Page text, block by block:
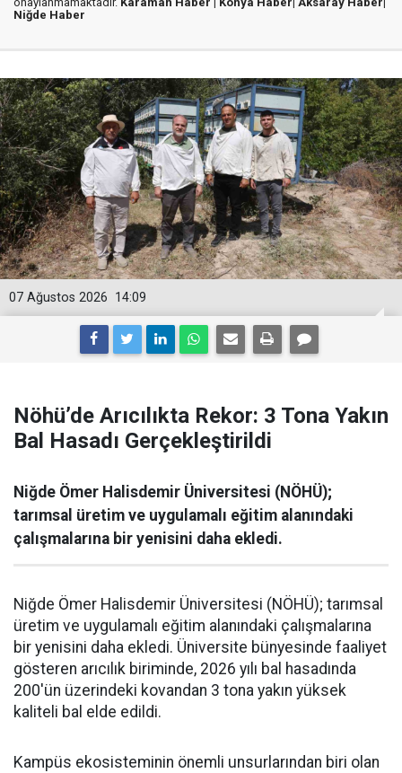
Niğde Haber
14:09
07 Ağustos 2026
Nöhü’de Arıcılıkta Rekor: 3 Tona Yakın
Bal Hasadı Gerçekleştirildi
Niğde Ömer Halisdemir Üniversitesi (NÖHÜ);
tarımsal üretim ve uygulamalı eğitim alanındaki
çalışmalarına bir yenisini daha ekledi.
Niğde Ömer Halisdemir Üniversitesi (NÖHÜ); tarımsal
üretim ve uygulamalı eğitim alanındaki çalışmalarına
bir yenisini daha ekledi. Üniversite bünyesinde faaliyet
gösteren arıcılık biriminde, 2026 yılı bal hasadında
200'ün üzerindeki kovandan 3 tona yakın yüksek
kaliteli bal elde edildi.
Kampüs ekosisteminin önemli unsurlarından biri olan